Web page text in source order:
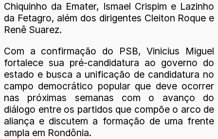
Chiquinho da Emater, Ismael Crispim e Lazinho
da Fetagro, além dos dirigentes Cleiton Roque e
Renê Suarez.
Com a confirmação do PSB, Vinicius Miguel
fortalece sua pré-candidatura ao governo do
estado e busca a unificação de candidatura no
campo democrático popular que deve ocorrer
nas próximas semanas com o avanço do
diálogo entre os partidos que compõe o arco de
aliança e discutem a formação de uma frente
ampla em Rondônia.